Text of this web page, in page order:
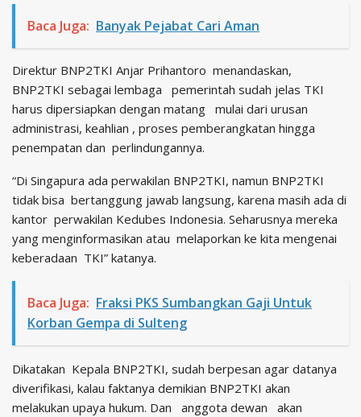
Baca Juga: Banyak Pejabat Cari Aman
Direktur BNP2TKI Anjar Prihantoro menandaskan,
BNP2TKI sebagai lembaga pemerintah sudah jelas TKI
harus dipersiapkan dengan matang mulai dari urusan
administrasi, keahlian , proses pemberangkatan hingga
penempatan dan perlindungannya.
“Di Singapura ada perwakilan BNP2TKI, namun BNP2TKI
tidak bisa bertanggung jawab langsung, karena masih ada di
kantor perwakilan Kedubes Indonesia. Seharusnya mereka
yang menginformasikan atau melaporkan ke kita mengenai
keberadaan TKI” katanya.
Baca Juga: Fraksi PKS Sumbangkan Gaji Untuk
Korban Gempa di Sulteng
Dikatakan Kepala BNP2TKI, sudah berpesan agar datanya
diverifikasi, kalau faktanya demikian BNP2TKI akan
melakukan upaya hukum. Dan anggota dewan akan